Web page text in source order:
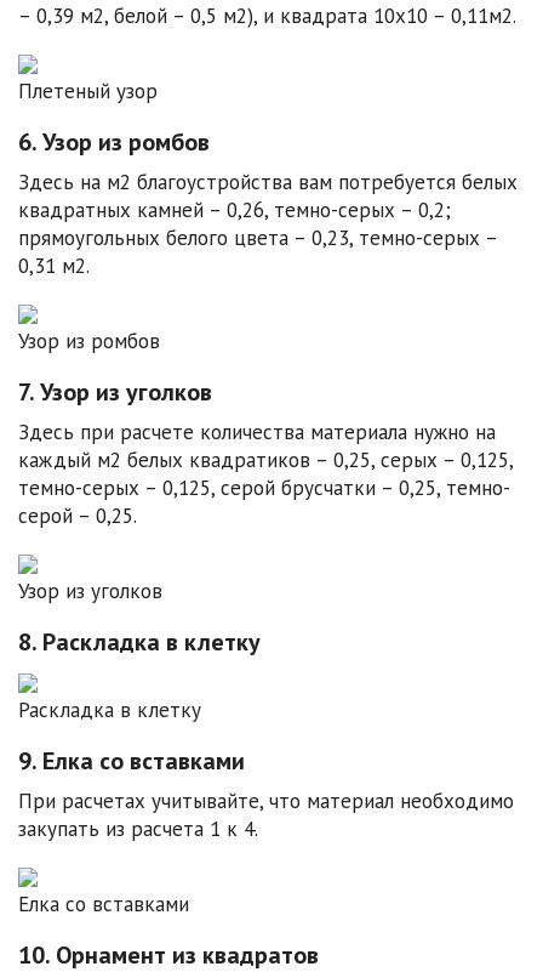
– 0,39 м2, белой – 0,5 м2), и квадрата 10х10 – 0,11м2.
Плетеный узор
6. Узор из ромбов
Здесь на м2 благоустройства вам потребуется белых
квадратных камней – 0,26, темно-серых – 0,2;
прямоугольных белого цвета – 0,23, темно-серых –
0,31 м2.
Узор из ромбов
7. Узор из уголков
Здесь при расчете количества материала нужно на
каждый м2 белых квадратиков – 0,25, серых – 0,125,
темно-серых – 0,125, серой брусчатки – 0,25, темно-
серой – 0,25.
Узор из уголков
8. Раскладка в клетку
Раскладка в клетку
9. Елка со вставками
При расчетах учитывайте, что материал необходимо
закупать из расчета 1 к 4.
Елка со вставками
10. Орнамент из квадратов